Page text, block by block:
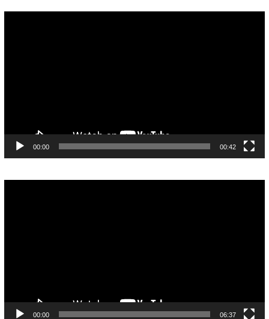
00:00 00:42
00:00 06:37